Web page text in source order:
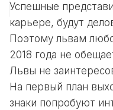
Успешные
карьере, будут
Поэтому львам
2018 года не
Львы не
На первый план
знаки попробуют